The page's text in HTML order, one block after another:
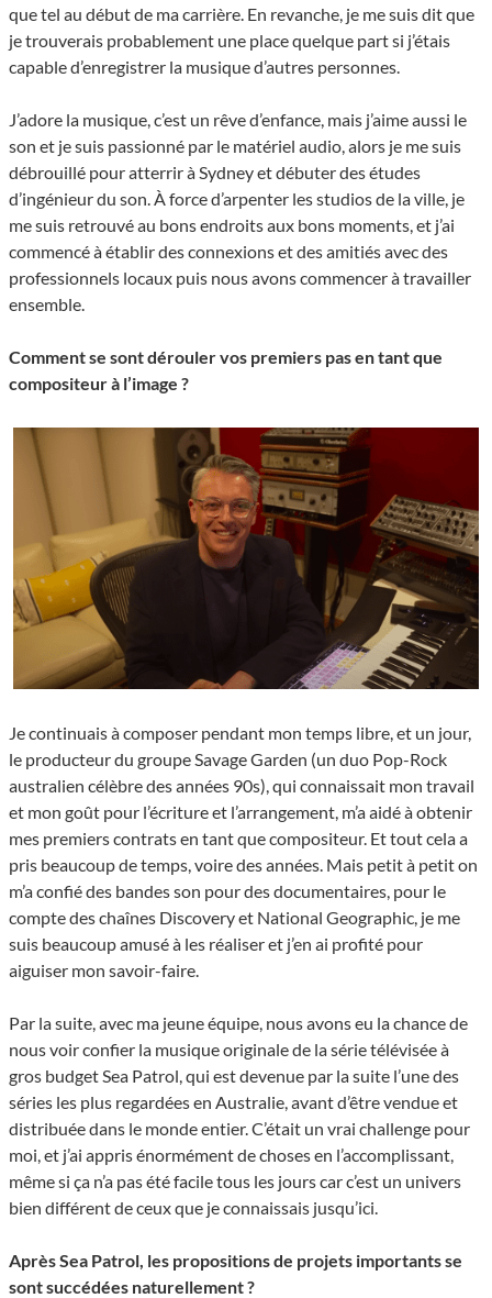
que tel au début de ma carrière. En revanche, je me suis dit que
je trouverais probablement une place quelque part si j’étais
capable d’enregistrer la musique d’autres personnes.
J’adore la musique, c’est un rêve d’enfance, mais j’aime aussi le
son et je suis passionné par le matériel audio, alors je me suis
débrouillé pour atterrir à Sydney et débuter des études
d’ingénieur du son. À force d’arpenter les studios de la ville, je
me suis retrouvé au bons endroits aux bons moments, et j’ai
commencé à établir des connexions et des amitiés avec des
professionnels locaux puis nous avons commencer à travailler
ensemble.
Comment se sont dérouler vos premiers pas en tant que
compositeur à l’image ?
Je continuais à composer pendant mon temps libre, et un jour,
le producteur du groupe Savage Garden (un duo Pop-Rock
australien célèbre des années 90s), qui connaissait mon travail
et mon goût pour l’écriture et l’arrangement, m’a aidé à obtenir
mes premiers contrats en tant que compositeur. Et tout cela a
pris beaucoup de temps, voire des années. Mais petit à petit on
m’a confié des bandes son pour des documentaires, pour le
compte des chaînes Discovery et National Geographic, je me
suis beaucoup amusé à les réaliser et j’en ai profité pour
aiguiser mon savoir-faire.
Par la suite, avec ma jeune équipe, nous avons eu la chance de
nous voir confier la musique originale de la série télévisée à
gros budget Sea Patrol, qui est devenue par la suite l’une des
séries les plus regardées en Australie, avant d’être vendue et
distribuée dans le monde entier. C’était un vrai challenge pour
moi, et j’ai appris énormément de choses en l’accomplissant,
même si ça n’a pas été facile tous les jours car c’est un univers
bien différent de ceux que je connaissais jusqu’ici.
Après Sea Patrol, les propositions de projets importants se
sont succédées naturellement ?